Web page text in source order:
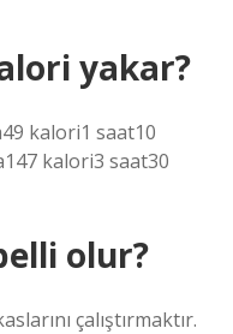
yakar?
kalori1 saat10
kalori3 saat30
olur?
çalıştırmaktır.